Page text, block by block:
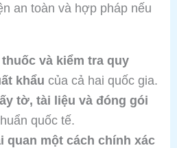
an toàn và hợp pháp nếu
và kiểm tra quy
khẩu của cả hai quốc gia.
tờ, tài liệu và đóng gói
quốc tế.
quan một cách chính xác